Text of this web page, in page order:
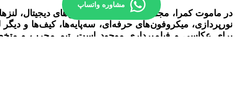
مشاوره واتساپ
در ماموت کمرا، مجموعه‌ای کامل از دوربین‌های دیجیتال،
نورپردازی، میکروفون‌های حرفه‌ای، سه‌پایه‌ها، کیف‌ها و دیگر
برای عکاسی و فیلم‌برداری موجود است. تیم مجرب و